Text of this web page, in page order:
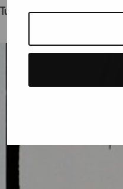
Tuotantohyödykemainonta